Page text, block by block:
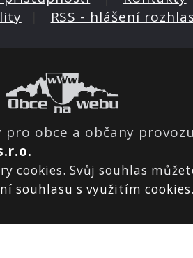
RSS - hlášení
pro obce a občany
cookies. Svůj souhlas
souhlasu s využitím cookies